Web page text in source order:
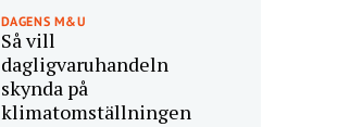
DAGENS M&U
Så vill
dagligvaruhandeln
skynda på
klimatomställningen